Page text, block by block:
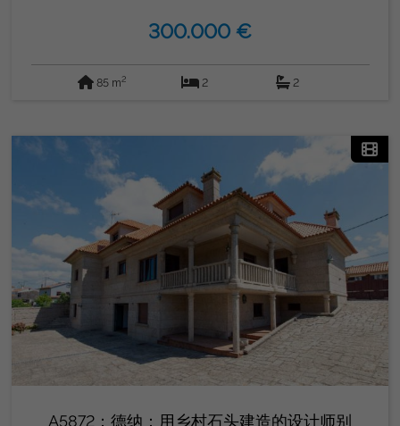
是放松身心的理想场所，自然光线充足，拥有舒适的氛围，让
建筑的一楼，建于 2001 年，状况良好。此外，它还包括附近
建筑物的储藏室，这为这个绝佳的机会增加了额外的价值。电
REAL ESTATE GROUP 商业化。快来参观它，爱上你未来的
家吧！
300.000 €
85 m2 2 2
A5872：德纳：用乡村石头建造的设计师别